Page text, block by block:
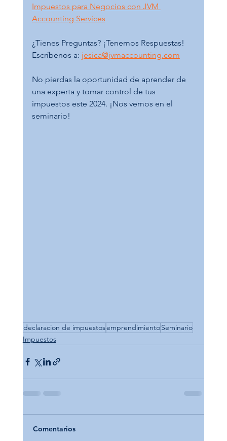
Impuestos para Negocios con JVM
Accounting Services
¿Tienes Preguntas? ¡Tenemos Respuestas!
Escríbenos a: jesica@jvmaccounting.com
No pierdas la oportunidad de aprender de
una experta y tomar control de tus
impuestos este 2024. ¡Nos vemos en el
seminario!
declaracion de impuestosemprendimientoSeminario
Impuestos
Comentarios